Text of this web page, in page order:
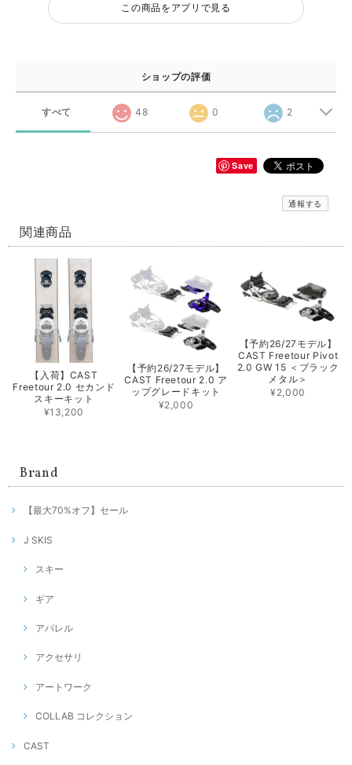
この商品をアプリで見る
ショップの評価
すべて 48 0 2
Save
通報する
関連商品
【入荷】CAST
Freetour 2.0 セカンド
スキーキット
¥13,200
【予約26/27モデル】
CAST Freetour 2.0 ア
ップグレードキット
¥2,000
【予約26/27モデル】
CAST Freetour Pivot
2.0 GW 15 ＜ブラック
メタル＞
¥2,000
Brand
【最大70%オフ】セール
J SKIS
スキー
ギア
アパレル
アクセサリ
アートワーク
COLLAB コレクション
CAST